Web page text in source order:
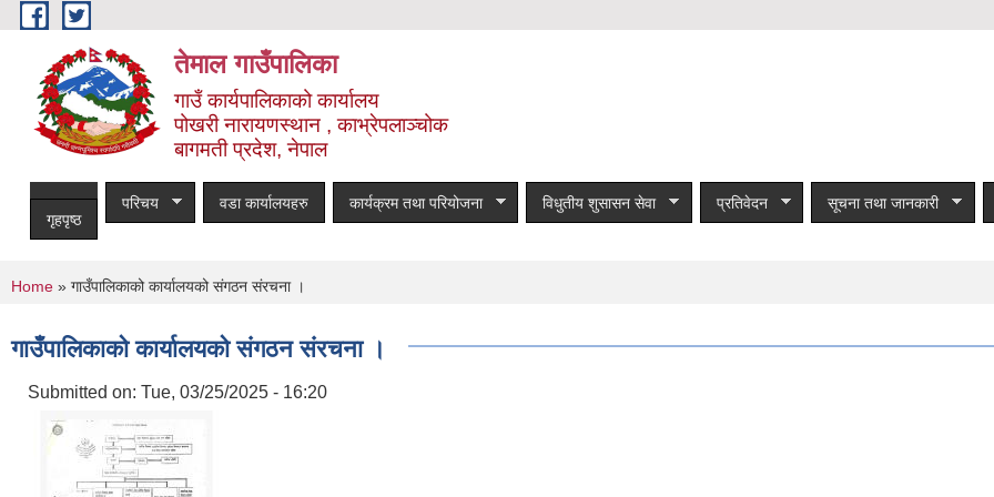
Skip to main content
तेमाल गाउँपालिका
गाउँ कार्यपालिकाको कार्यालय
पोखरी नारायणस्थान , काभ्रेपलाञ्चोक ‌‌‍‍‍‍‍‍
बागमती प्रदेश, नेपाल
गृहपृष्ठ
परिचय वडा कार्यालयहरु कार्यक्रम तथा परियोजना विधुतीय शुसासन सेवा प्रतिवेदन सूचना तथा जानकारी
You are here
Home » गाउँपालिकाको कार्यालयको संगठन संरचना ।
गाउँपालिकाको कार्यालयको संगठन संरचना ।
Submitted on: Tue, 03/25/2025 - 16:20